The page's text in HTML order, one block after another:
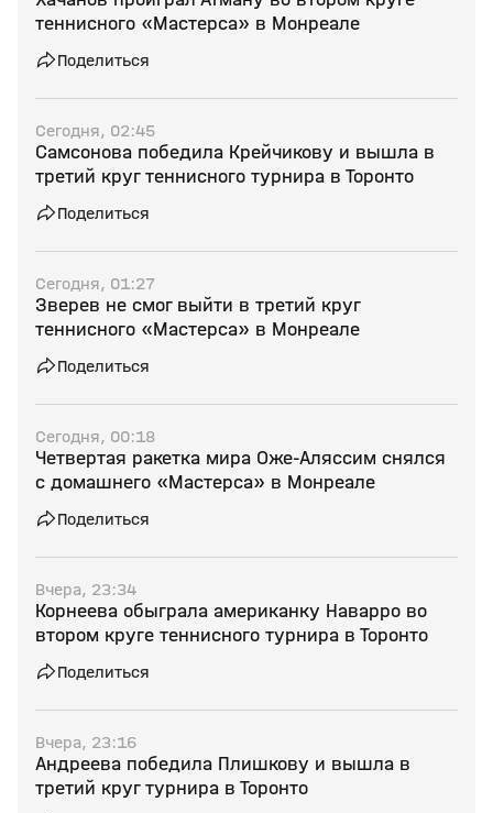
теннисного «Мастерса» в Монреале
Поделиться
Сегодня, 02:45
Самсонова победила Крейчикову и вышла в
третий круг теннисного турнира в Торонто
Поделиться
Сегодня, 01:27
Зверев не смог выйти в третий круг
теннисного «Мастерса» в Монреале
Поделиться
Сегодня, 00:18
Четвертая ракетка мира Оже‑Аляссим снялся
с домашнего «Мастерса» в Монреале
Поделиться
Вчера, 23:34
Корнеева обыграла американку Наварро во
втором круге теннисного турнира в Торонто
Поделиться
Вчера, 23:16
Андреева победила Плишкову и вышла в
третий круг турнира в Торонто